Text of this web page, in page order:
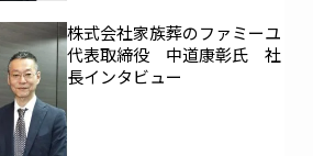
株式会社家族葬のファミーユ
代表取締役 中道康彰氏 社
長インタビュー